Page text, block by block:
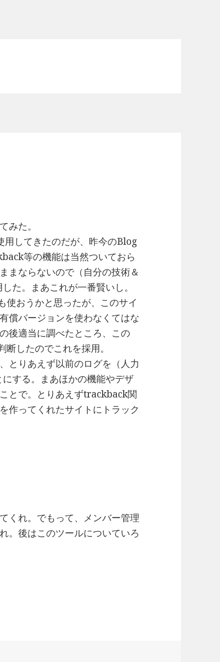
みた。
用してきたのだが、昨今のBlog
等の機能は当然ついておら
まならないので（自分の技術＆
た。まあこれが一番賢いし。
おうかと思ったが、このサイ
償バージョンを使わなくてはな
後適当に調べたところ、この
したのでこれを採用。
とりあえず以前のログを（人力
する。まあほかの機能やデザ
とで。とりあえずtrackback関
作ってくれたサイトにトラック
くれ。でもって、メンバー管理
。後はこのツールについていろ